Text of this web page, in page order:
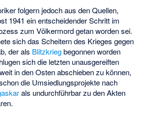
folgern jedoch aus den Quellen,
1941 ein entscheidender Schritt im
zum Völkermord getan worden sei.
sich das Scheitern des Krieges gegen
der als Blitzkriegbegonnen worden
sich die letzten unausgereiften
in den Osten abschieben zu können,
die Umsiedlungsprojekte nach
als undurchführbar zu den Akten